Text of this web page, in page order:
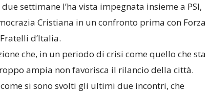
settimane l’ha vista impegnata insieme a PSI,
Cristiana in un confronto prima con Forza
d’Italia.
che, in un periodo di crisi come quello che sta
ampia non favorisca il rilancio della città.
si sono svolti gli ultimi due incontri, che